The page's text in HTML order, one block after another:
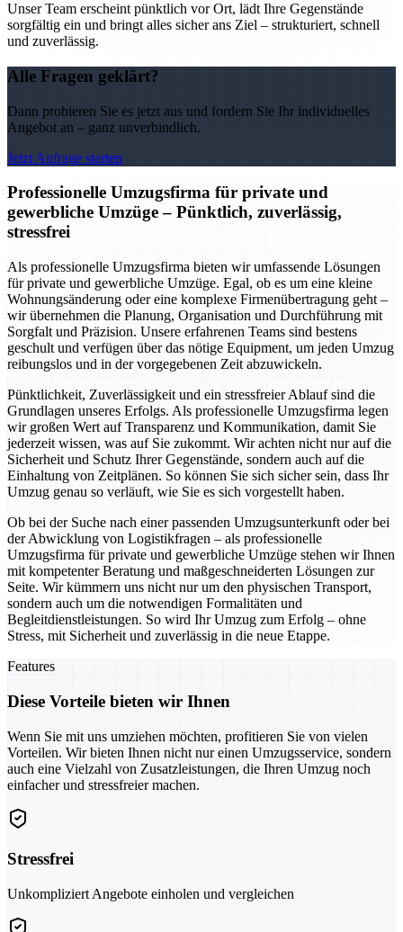
Unser Team erscheint pünktlich vor Ort, lädt Ihre Gegenstände
sorgfältig ein und bringt alles sicher ans Ziel – strukturiert, schnell
und zuverlässig.
Alle Fragen geklärt?
Dann probieren Sie es jetzt aus und fordern Sie Ihr individuelles
Angebot an – ganz unverbindlich.
Jetzt Anfrage starten
Professionelle Umzugsfirma für private und
gewerbliche Umzüge – Pünktlich, zuverlässig,
stressfrei
Als professionelle Umzugsfirma bieten wir umfassende Lösungen
für private und gewerbliche Umzüge. Egal, ob es um eine kleine
Wohnungsänderung oder eine komplexe Firmenübertragung geht –
wir übernehmen die Planung, Organisation und Durchführung mit
Sorgfalt und Präzision. Unsere erfahrenen Teams sind bestens
geschult und verfügen über das nötige Equipment, um jeden Umzug
reibungslos und in der vorgegebenen Zeit abzuwickeln.
Pünktlichkeit, Zuverlässigkeit und ein stressfreier Ablauf sind die
Grundlagen unseres Erfolgs. Als professionelle Umzugsfirma legen
wir großen Wert auf Transparenz und Kommunikation, damit Sie
jederzeit wissen, was auf Sie zukommt. Wir achten nicht nur auf die
Sicherheit und Schutz Ihrer Gegenstände, sondern auch auf die
Einhaltung von Zeitplänen. So können Sie sich sicher sein, dass Ihr
Umzug genau so verläuft, wie Sie es sich vorgestellt haben.
Ob bei der Suche nach einer passenden Umzugsunterkunft oder bei
der Abwicklung von Logistikfragen – als professionelle
Umzugsfirma für private und gewerbliche Umzüge stehen wir Ihnen
mit kompetenter Beratung und maßgeschneiderten Lösungen zur
Seite. Wir kümmern uns nicht nur um den physischen Transport,
sondern auch um die notwendigen Formalitäten und
Begleitdienstleistungen. So wird Ihr Umzug zum Erfolg – ohne
Stress, mit Sicherheit und zuverlässig in die neue Etappe.
Features
Diese Vorteile bieten wir Ihnen
Wenn Sie mit uns umziehen möchten, profitieren Sie von vielen
Vorteilen. Wir bieten Ihnen nicht nur einen Umzugsservice, sondern
auch eine Vielzahl von Zusatzleistungen, die Ihren Umzug noch
einfacher und stressfreier machen.
Stressfrei
Unkompliziert Angebote einholen und vergleichen